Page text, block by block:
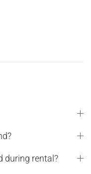
during rental?